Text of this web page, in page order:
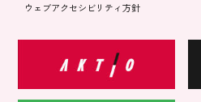
ウェブアクセシビリティ方針